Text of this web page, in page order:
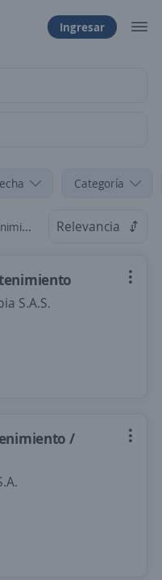
Ingresar
Categoría
D.C. Relevancia
S.A.S.
/